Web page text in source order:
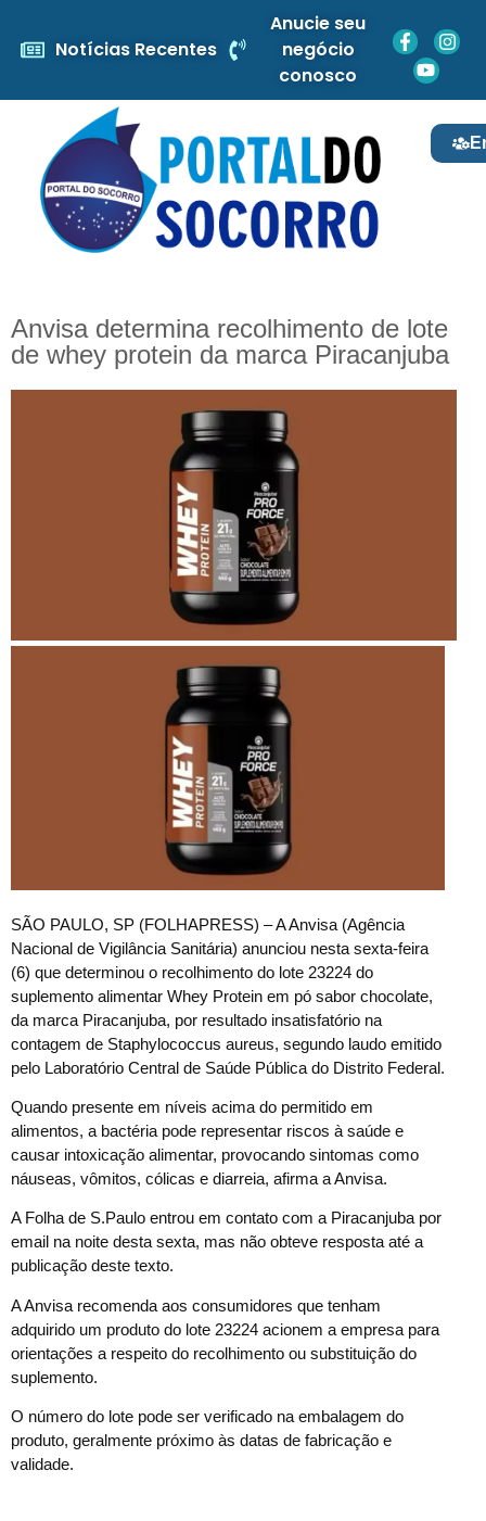
Notícias Recentes
Anucie seu
negócio
conosco
Anvisa determina recolhimento de lote
de whey protein da marca Piracanjuba
SÃO PAULO, SP (FOLHAPRESS) – A Anvisa (Agência
Nacional de Vigilância Sanitária) anunciou nesta sexta-feira
(6) que determinou o recolhimento do lote 23224 do
suplemento alimentar Whey Protein em pó sabor chocolate,
da marca Piracanjuba, por resultado insatisfatório na
contagem de Staphylococcus aureus, segundo laudo emitido
pelo Laboratório Central de Saúde Pública do Distrito Federal.
Quando presente em níveis acima do permitido em
alimentos, a bactéria pode representar riscos à saúde e
causar intoxicação alimentar, provocando sintomas como
náuseas, vômitos, cólicas e diarreia, afirma a Anvisa.
A Folha de S.Paulo entrou em contato com a Piracanjuba por
email na noite desta sexta, mas não obteve resposta até a
publicação deste texto.
A Anvisa recomenda aos consumidores que tenham
adquirido um produto do lote 23224 acionem a empresa para
orientações a respeito do recolhimento ou substituição do
suplemento.
O número do lote pode ser verificado na embalagem do
produto, geralmente próximo às datas de fabricação e
validade.